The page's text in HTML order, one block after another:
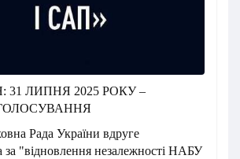
ЛИПНЯ 2025 РОКУ –
Рада України вдруге
за "відновлення незалежності НАБУ